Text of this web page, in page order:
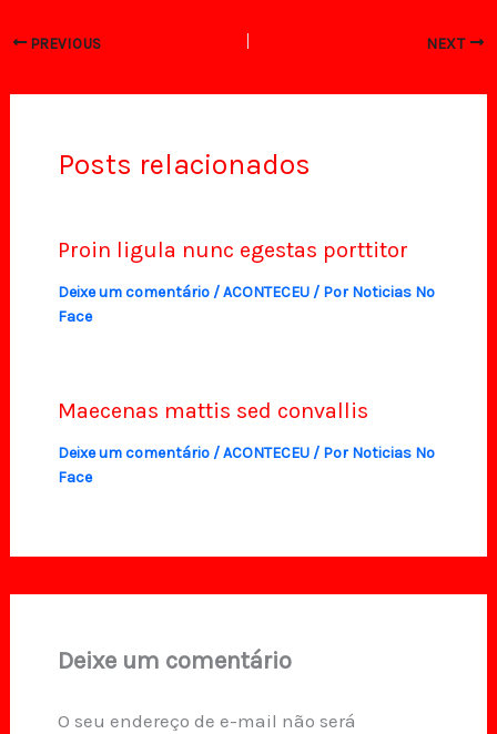
PREVIOUS NEXT
Posts relacionados
Proin ligula nunc egestas porttitor
Deixe um comentário /ACONTECEU/ Por Noticias No
Face
Maecenas mattis sed convallis
Deixe um comentário /ACONTECEU/ Por Noticias No
Face
Deixe um comentário
O seu endereço de e-mail não será